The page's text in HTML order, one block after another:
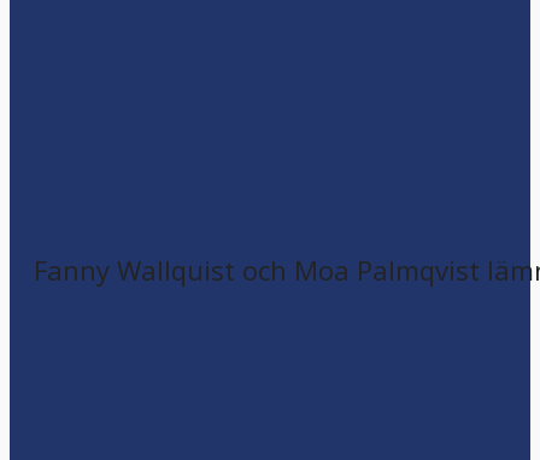
Fanny Wallquist och Moa Palmqvist